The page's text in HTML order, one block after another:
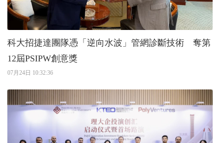
科大招捷達團隊憑「逆向水波」管網診斷技術 奪第
12屆PSIPW創意獎
07月24日 10:32:36